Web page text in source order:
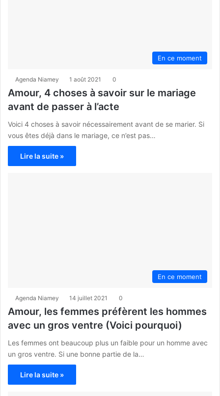
En ce moment
Agenda Niamey 1 août 2021 0
Amour, 4 choses à savoir sur le mariage
avant de passer à l’acte
Voici 4 choses à savoir nécessairement avant de se marier. Si
vous êtes déjà dans le mariage, ce n’est pas…
Lire la suite »
En ce moment
Agenda Niamey 14 juillet 2021 0
Amour, les femmes préfèrent les hommes
avec un gros ventre (Voici pourquoi)
Les femmes ont beaucoup plus un faible pour un homme avec
un gros ventre. Si une bonne partie de la…
Lire la suite »